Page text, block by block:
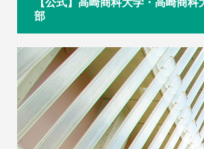
【公式】高崎商科大学・高崎商科
部